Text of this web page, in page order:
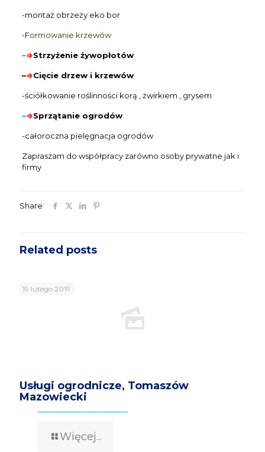
-montaż obrzeży eko bor
-Formowanie krzewów
–⇒Strzyżenie żywopłotów
–⇒Cięcie drzew i krzewów
-ściółkowanie roślinności korą , żwirkiem , grysem
–⇒Sprzątanie ogrodów
-całoroczna pielęgnacja ogrodów
Zapraszam do współpracy zarówno osoby prywatne jak i
firmy
Share
Related posts
19 lutego 2019
Usługi ogrodnicze, Tomaszów
Mazowiecki
Więcej...